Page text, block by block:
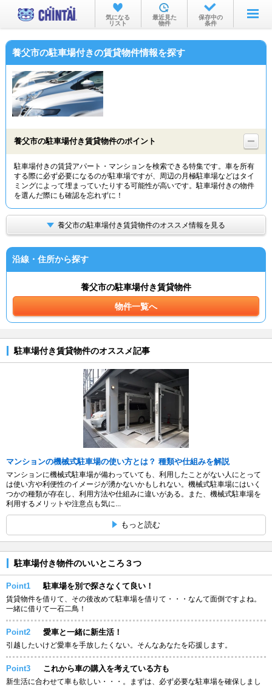
お部屋を探す
沿線・駅から
物件特集から
TOP
気になる
リスト
最近見た
物件
保存中の
条件
養父市の駐車場付きの賃貸物件情報を探す
養父市の駐車場付き賃貸物件のポイント
駐車場付きの賃貸アパート・マンションを検索できる特集です。車を所有
する際に必ず必要になるのが駐車場ですが、周辺の月極駐車場などはタイ
ミングによって埋まっていたりする可能性が高いです。駐車場付きの物件
を選んだ際にも確認を忘れずに！
養父市の駐車場付き賃貸物件のオススメ情報を見る
沿線・住所から探す
養父市の駐車場付き賃貸物件
物件一覧へ
駐車場付き賃貸物件のオススメ記事
マンションの機械式駐車場の使い方とは？ 種類や仕組みを解説
マンションに機械式駐車場が備わっていても、利用したことがない人にとって
は使い方や利便性のイメージが湧かないかもしれない。機械式駐車場にはいく
つかの種類が存在し、利用方法や仕組みに違いがある。また、機械式駐車場を
利用するメリットや注意点も気に...
もっと読む
駐車場付き物件のいいところ３つ
Point1 駐車場を別で探さなくて良い！
賃貸物件を借りて、その後改めて駐車場を借りて・・・なんて面倒ですよね。
一緒に借りて一石二鳥！
Point2 愛車と一緒に新生活！
引越したいけど愛車を手放したくない。そんなあなたを応援します。
Point3 これから車の購入を考えている方も
新生活に合わせて車も欲しい・・・。まずは、必ず必要な駐車場を確保しまし